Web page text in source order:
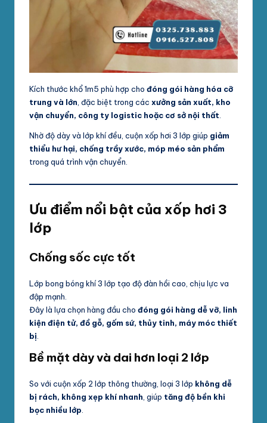
Kích thước khổ 1m5 phù hợp cho đóng gói hàng hóa cỡ
trung và lớn, đặc biệt trong các xưởng sản xuất, kho
vận chuyển, công ty logistic hoặc cơ sở nội thất.
Nhờ độ dày và lớp khí đều, cuộn xốp hơi 3 lớp giúp giảm
thiểu hư hại, chống trầy xước, móp méo sản phẩm
trong quá trình vận chuyển.
Ưu điểm nổi bật của xốp hơi 3
lớp
Chống sốc cực tốt
Lớp bong bóng khí 3 lớp tạo độ đàn hồi cao, chịu lực va
đập mạnh.
Đây là lựa chọn hàng đầu cho đóng gói hàng dễ vỡ, linh
kiện điện tử, đồ gỗ, gốm sứ, thủy tinh, máy móc thiết
bị
Bề mặt dày và dai hơn loại 2 lớp
So với cuộn xốp 2 lớp thông thường, loại 3 lớp không dễ
bị rách, không xẹp khí nhanh , giúp tăng độ bền khi
bọc nhiều lớp